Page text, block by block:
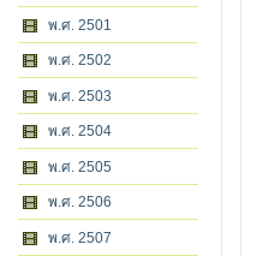
พ.ศ. 2501
พ.ศ. 2502
พ.ศ. 2503
พ.ศ. 2504
พ.ศ. 2505
พ.ศ. 2506
พ.ศ. 2507